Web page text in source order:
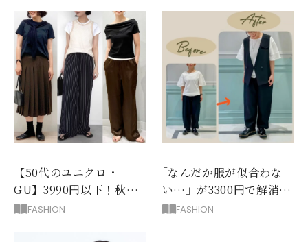
【50代のユニクロ・
GU】3990円以下！秋ま
ではける涼しげボトムス3
FASHION
｢なんだか服が似合わな
い…」が3300円で解消！
阪神梅田のサービスが神
FASHION